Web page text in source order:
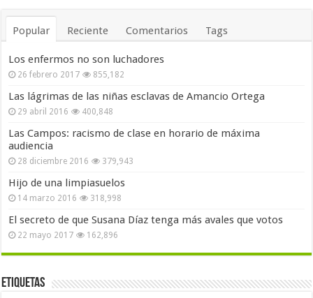
Popular Reciente Comentarios Tags
Los enfermos no son luchadores
26 febrero 2017 855,182
Las lágrimas de las niñas esclavas de Amancio Ortega
29 abril 2016 400,848
Las Campos: racismo de clase en horario de máxima
audiencia
28 diciembre 2016 379,943
Hijo de una limpiasuelos
14 marzo 2016 318,998
El secreto de que Susana Díaz tenga más avales que votos
22 mayo 2017 162,896
Etiquetas